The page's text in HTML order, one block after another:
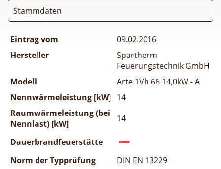
Stammdaten
Eintrag vom
09.02.2016
Hersteller
Spartherm
Feuerungstechnik GmbH
Modell
Arte 1Vh 66 14,0kW - A
Nennwärmeleistung [kW] 14
Raumwärmeleistung (bei
Nennlast) [kW]
14
Dauerbrandfeuerstätte
Norm der Typprüfung
DIN EN 13229